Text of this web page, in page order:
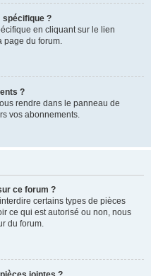
spécifique ?
en cliquant sur le lien
page du forum.
?
rendre dans le panneau de
vos abonnements.
ce forum ?
certains types de pièces
ce qui est autorisé ou non, nous
du forum.